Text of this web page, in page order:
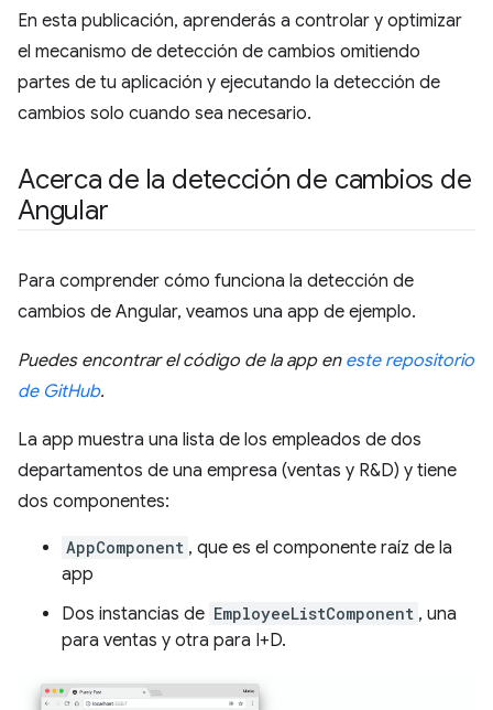
En esta publicación, aprenderás a controlar y optimizar
el mecanismo de detección de cambios omitiendo
partes de tu aplicación y ejecutando la detección de
cambios solo cuando sea necesario.
Acerca de la detección de cambios de
Angular
Para comprender cómo funciona la detección de
cambios de Angular, veamos una app de ejemplo.
Puedes encontrar el código de la app en este repositorio
de GitHub.
La app muestra una lista de los empleados de dos
departamentos de una empresa (ventas y R&D) y tiene
dos componentes:
AppComponent , que es el componente raíz de la
app
Dos instancias de EmployeeListComponent , una
para ventas y otra para I+D.